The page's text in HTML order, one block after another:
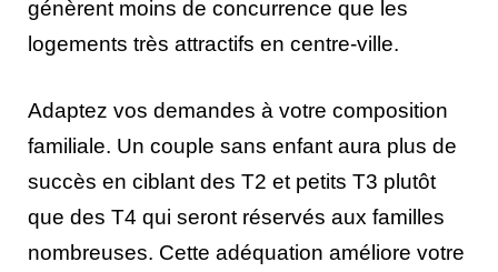
génèrent moins de concurrence que les
logements très attractifs en centre-ville.
Adaptez vos demandes à votre composition
familiale. Un couple sans enfant aura plus de
succès en ciblant des T2 et petits T3 plutôt
que des T4 qui seront réservés aux familles
nombreuses. Cette adéquation améliore votre